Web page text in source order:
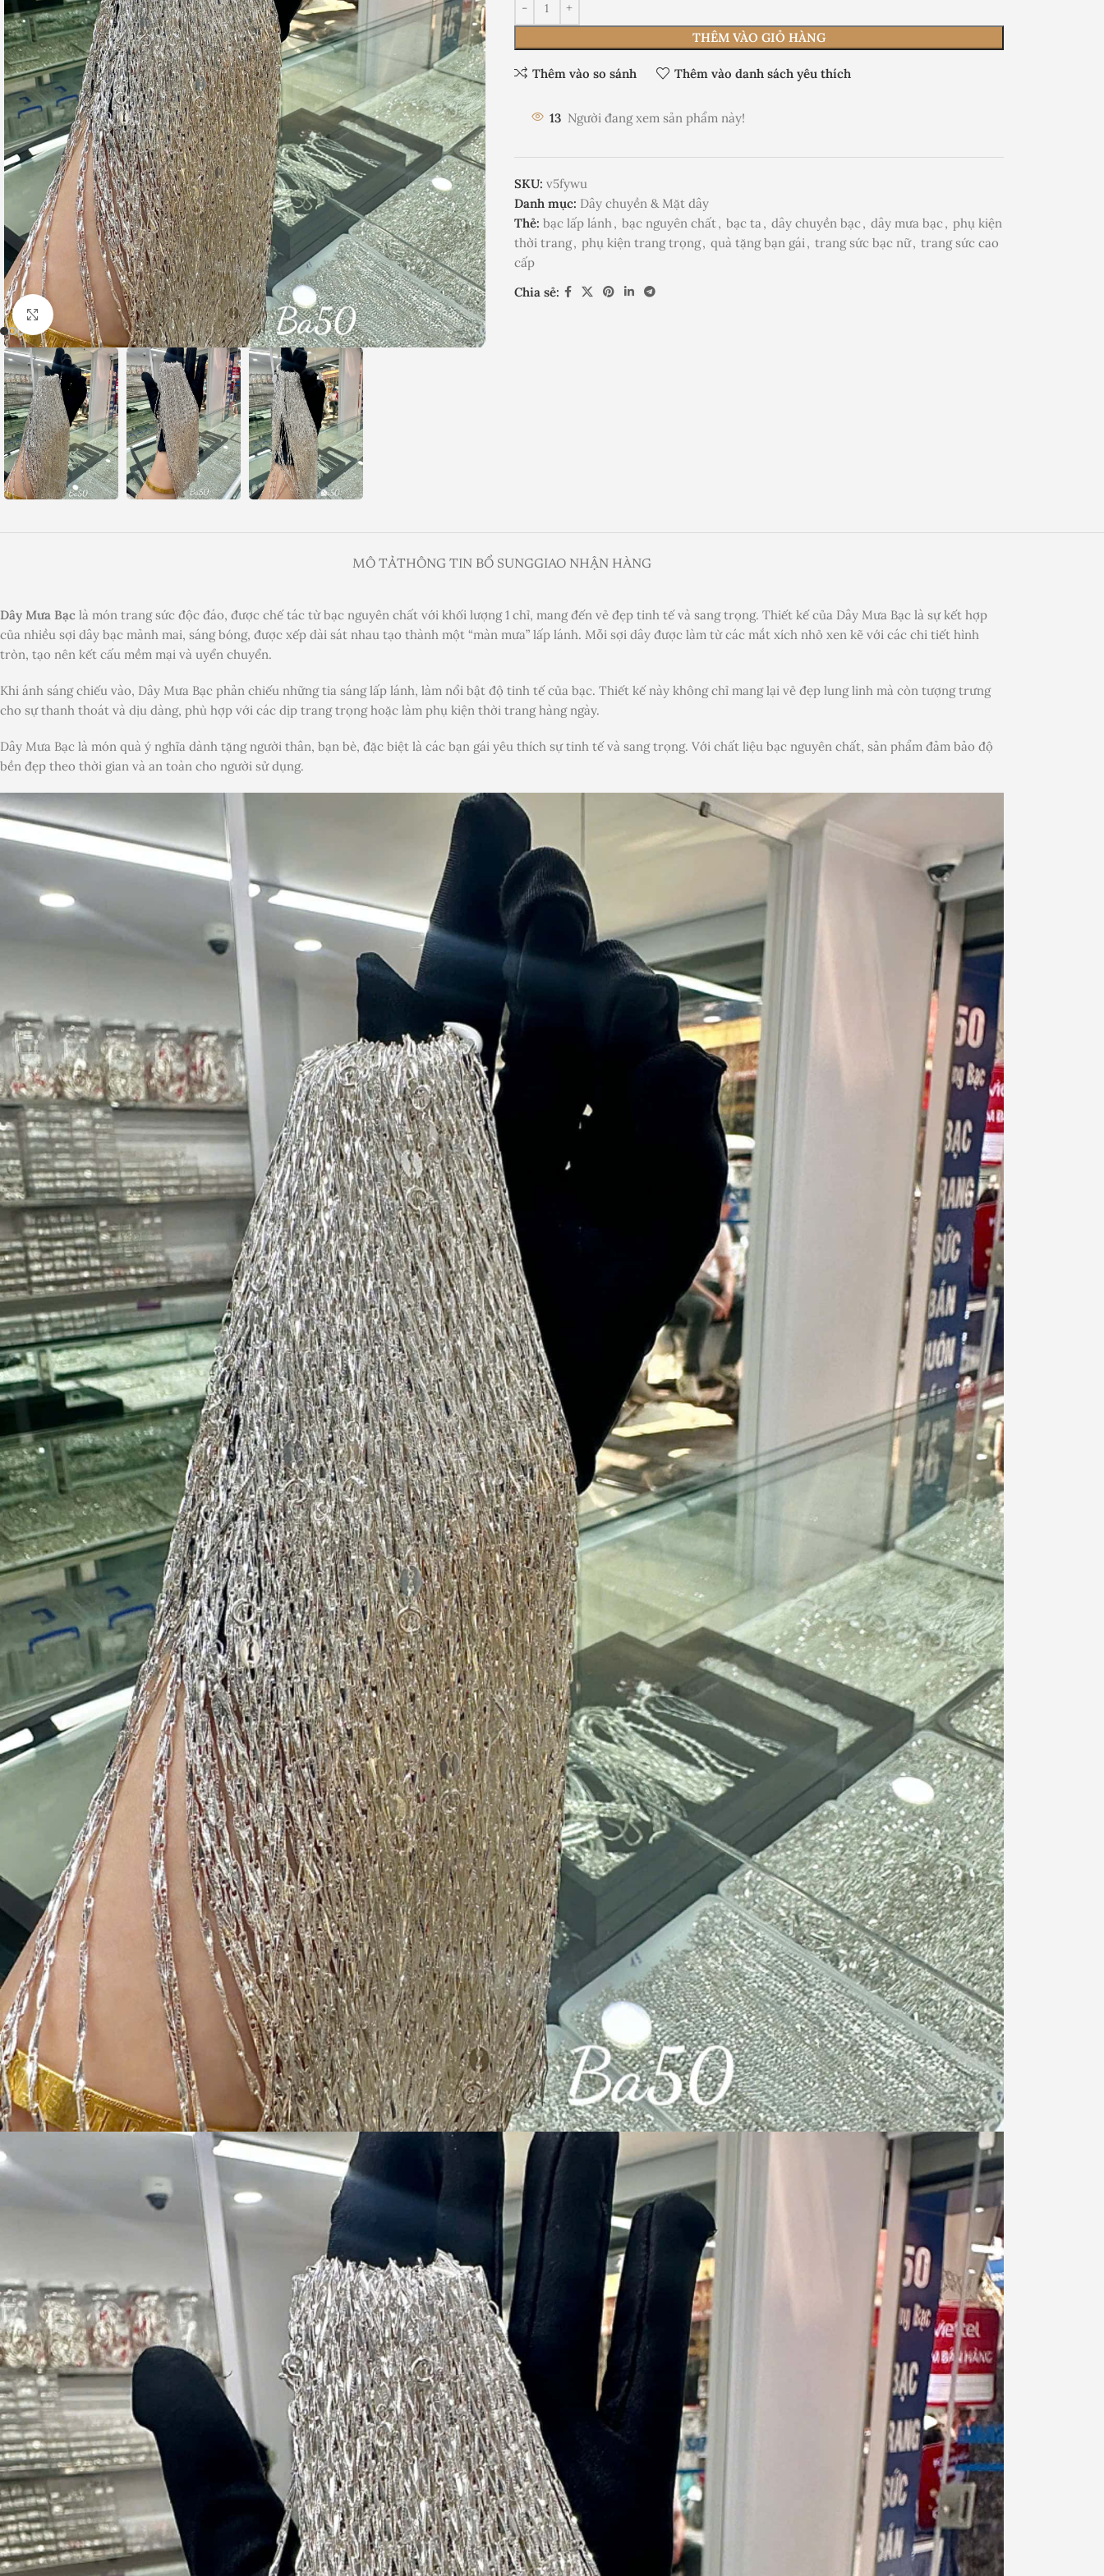
Nhấp để phóng to
THÊM VÀO GIỎ HÀNG
Thêm vào so sánh Thêm vào danh sách yêu thích
13 Người đang xem sản phẩm này!
SKU: v5fywu
Danh mục: Dây chuyền & Mặt dây
Thẻ: bạc lấp lánh, bạc nguyên chất, bạc ta, dây chuyền bạc, dây mưa bạc, phụ kiện
thời trang, phụ kiện trang trọng, quà tặng bạn gái, trang sức bạc nữ, trang sức cao
cấp
Chia sẻ:
MÔ TẢTHÔNG TIN BỔ SUNGGIAO NHẬN HÀNG
Dây Mưa Bạc là món trang sức độc đáo, được chế tác từ bạc nguyên chất với khối lượng 1 chỉ, mang đến vẻ đẹp tinh tế và sang trọng. Thiết kế của Dây Mưa Bạc là sự kết hợp
của nhiều sợi dây bạc mảnh mai, sáng bóng, được xếp dài sát nhau tạo thành một “màn mưa” lấp lánh. Mỗi sợi dây được làm từ các mắt xích nhỏ xen kẽ với các chi tiết hình
tròn, tạo nên kết cấu mềm mại và uyển chuyển.
Khi ánh sáng chiếu vào, Dây Mưa Bạc phản chiếu những tia sáng lấp lánh, làm nổi bật độ tinh tế của bạc. Thiết kế này không chỉ mang lại vẻ đẹp lung linh mà còn tượng trưng
cho sự thanh thoát và dịu dàng, phù hợp với các dịp trang trọng hoặc làm phụ kiện thời trang hàng ngày.
Dây Mưa Bạc là món quà ý nghĩa dành tặng người thân, bạn bè, đặc biệt là các bạn gái yêu thích sự tinh tế và sang trọng. Với chất liệu bạc nguyên chất, sản phẩm đảm bảo độ
bền đẹp theo thời gian và an toàn cho người sử dụng.